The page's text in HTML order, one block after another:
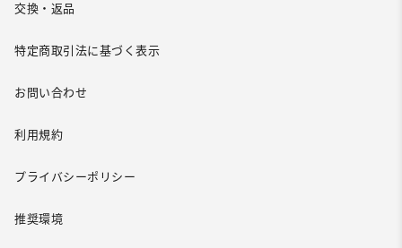
交換・返品
特定商取引法に基づく表示
お問い合わせ
利用規約
プライバシーポリシー
推奨環境